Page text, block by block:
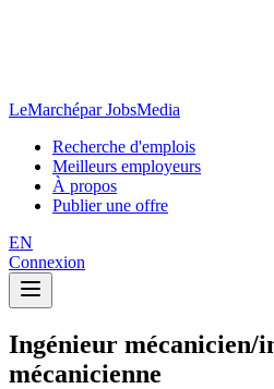
LeMarchépar JobsMedia
Recherche d'emplois
Meilleurs employeurs
À propos
Publier une offre
EN
Connexion
Ingénieur mécanicien/
mécanicienne